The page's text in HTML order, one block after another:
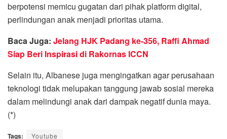
berpotensi memicu gugatan dari pihak platform digital,
perlindungan anak menjadi prioritas utama.
Baca Juga: Jelang HJK Padang ke-356, Raffi Ahmad
Siap Beri Inspirasi di Rakornas ICCN
Selain itu, Albanese juga mengingatkan agar perusahaan
teknologi tidak melupakan tanggung jawab sosial mereka
dalam melindungi anak dari dampak negatif dunia maya.
(*)
Tags: Youtube